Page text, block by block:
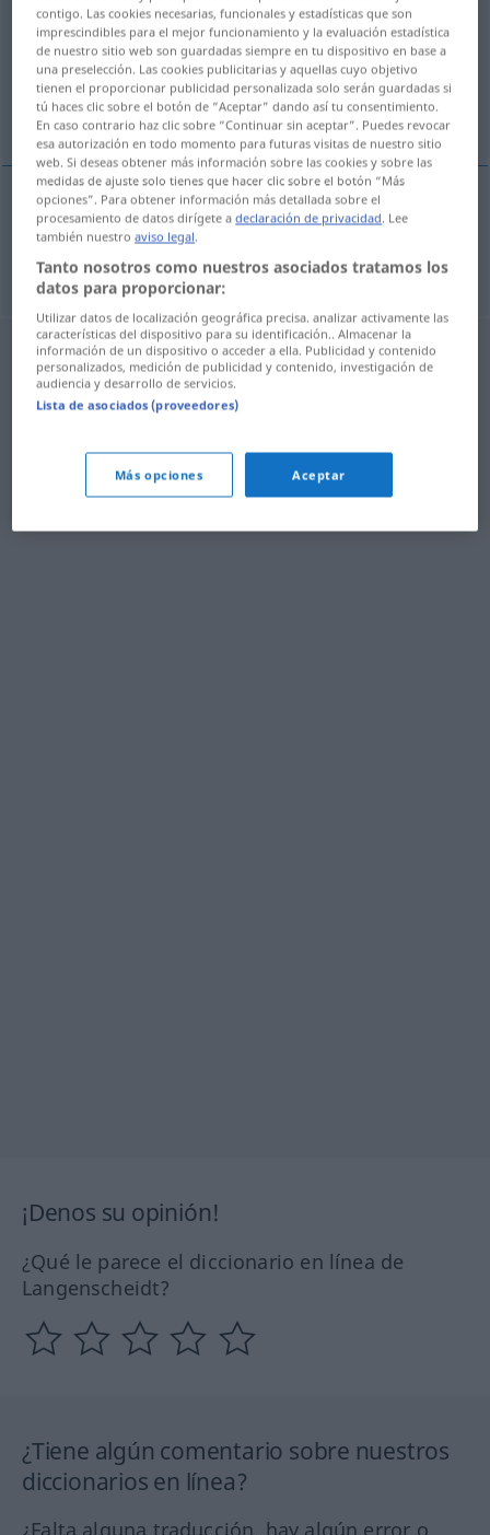
Vista general de todas las traducciones
(Para obtener más detalles de la traducción, hacer clic/pulsar)
corrida de barreiras
corridafde barreiras (obstáculos BRAS)
Hürdenlauf
¡Denos su opinión!
¿Qué le parece el diccionario en línea de
Langenscheidt?
¿Tiene algún comentario sobre nuestros
diccionarios en línea?
¿Falta alguna traducción, hay algún error o
contigo. Las cookies necesarias, funcionales y estadísticas que son
imprescindibles para el mejor funcionamiento y la evaluación estadística
de nuestro sitio web son guardadas siempre en tu dispositivo en base a
una preselección. Las cookies publicitarias y aquellas cuyo objetivo
tienen el proporcionar publicidad personalizada solo serán guardadas si
tú haces clic sobre el botón de “Aceptar” dando así tu consentimiento.
En caso contrario haz clic sobre “Continuar sin aceptar”. Puedes revocar
esa autorización en todo momento para futuras visitas de nuestro sitio
web. Si deseas obtener más información sobre las cookies y sobre las
medidas de ajuste solo tienes que hacer clic sobre el botón “Más
opciones”. Para obtener información más detallada sobre el
procesamiento de datos dirígete adeclaración de privacidad . Lee
también nuestroaviso legal
Tanto nosotros como nuestros asociados tratamos los
datos para proporcionar:
Utilizar datos de localización geográfica precisa. analizar activamente las
características del dispositivo para su identificación.. Almacenar la
información de un dispositivo o acceder a ella. Publicidad y contenido
personalizados, medición de publicidad y contenido, investigación de
audiencia y desarrollo de servicios.
Lista de asociados (proveedores)
Más opciones Aceptar